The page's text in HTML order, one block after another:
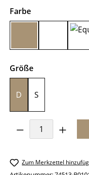
Farbeauswählen
Größeauswählen
D S
Produkt
Zum Merkzettel